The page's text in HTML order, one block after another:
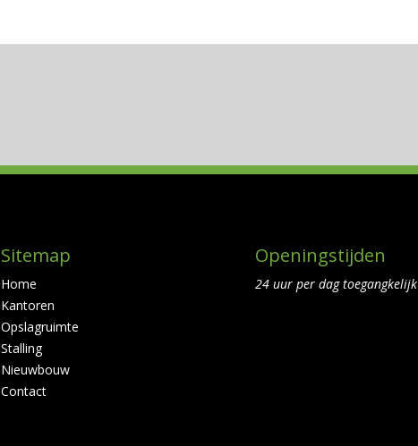
Sitemap
Home
Kantoren
Opslagruimte
Stalling
Nieuwbouw
Contact
Openingstijden
24 uur per dag toegangkelijk